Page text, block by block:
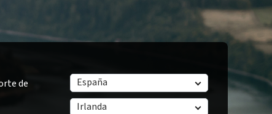
de
España
Irlanda